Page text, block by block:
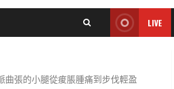
LIVE
曲張的小腿從痠脹腫痛到步伐輕盈